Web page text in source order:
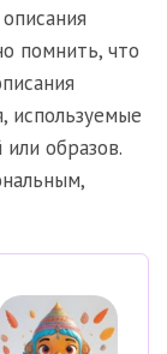
помнить, что
используемые
образов.